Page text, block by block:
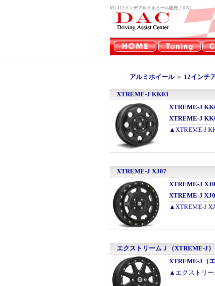
MLJ12インチアルミホイール販売｜DAC
アルミホイール＞ 12インチ
XTREME-J KK03
XTREME-J
XTREME-J
▲XTREME-J
XTREME-J XJ07
XTREME-J
XTREME-J
▲XTREME-J
エクストリームＪ（XTREME-J）
XTREME-J（
▲エクストリー